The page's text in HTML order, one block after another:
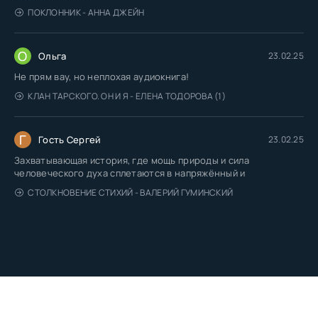
ПОКЛОННИК - АННА ДЖЕЙН
О Ольга 23.02.25
Не прям вау, но неплохая аудиокнига!
КЛАН ТАРСКОГО. ОН И Я - ЕЛЕНА ТОДОРОВА (1)
Г Гость Сергей 23.02.25
Захватывающая история, где мощь природы и сила
человеческого духа сплетаются в напряжённый и
СТОЛКНОВЕНИЕ СТИХИЙ - ВАЛЕРИЙ ГУМИНСКИЙ